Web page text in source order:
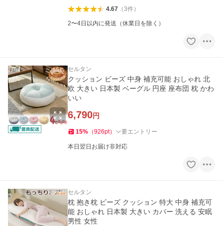
4.67（3件）
2〜4日以内に発送（休業日を除く）
セルタン
クッション ビーズ 中身 補充可能 おしゃれ 北
欧 大きい 日本製 ベーグル 円座 座布団 枕 かわ
いい
6,790円
15% （926pt） 要エントリー
本日翌日お届け非対応
セルタン
枕 抱き枕 ビーズ クッション 特大 中身 補充可
能 おしゃれ 日本製 大きい カバー 洗える 安眠
男性 女性